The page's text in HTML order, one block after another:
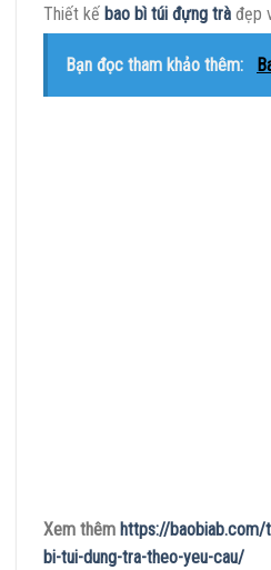
Thiết kế bao bì túi đựng trà đẹp
Bạn đọc tham khảo thêm:
Xem thêm https://baobiab.com/
bi-tui-dung-tra-theo-yeu-cau/